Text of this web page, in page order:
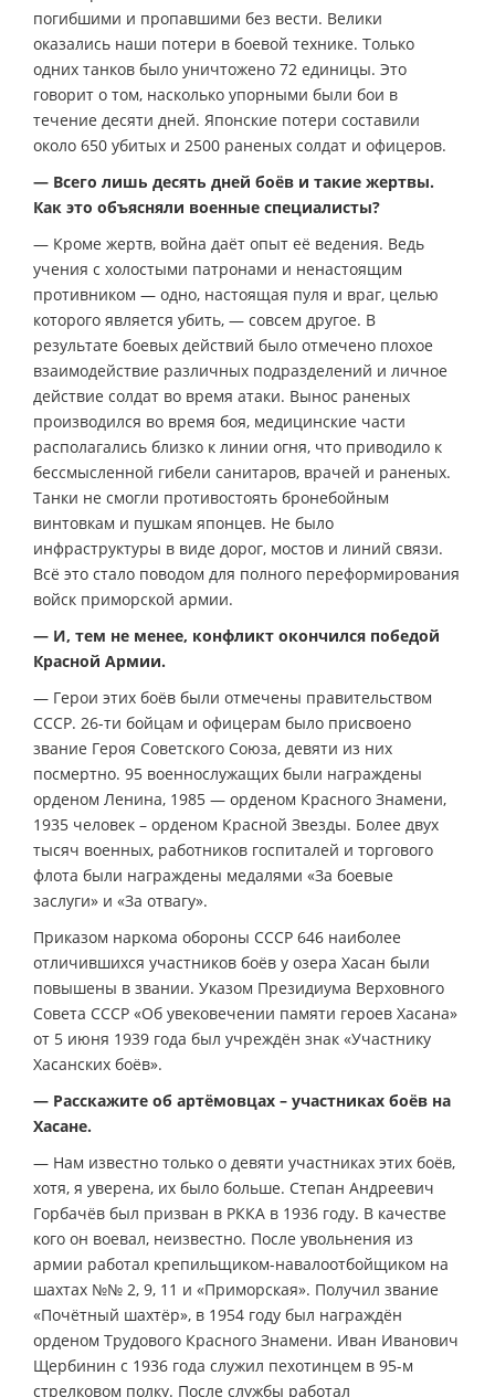
погибшими и пропавшими без вести. Велики
оказались наши потери в боевой технике. Только
одних танков было уничтожено 72 единицы. Это
говорит о том, насколько упорными были бои в
течение десяти дней. Японские потери составили
около 650 убитых и 2500 раненых солдат и офицеров.
— Всего лишь десять дней боёв и такие жертвы.
Как это объясняли военные специалисты?
— Кроме жертв, война даёт опыт её ведения. Ведь
учения с холостыми патронами и ненастоящим
противником — одно, настоящая пуля и враг, целью
которого является убить, — совсем другое. В
результате боевых действий было отмечено плохое
взаимодействие различных подразделений и личное
действие солдат во время атаки. Вынос раненых
производился во время боя, медицинские части
располагались близко к линии огня, что приводило к
бессмысленной гибели санитаров, врачей и раненых.
Танки не смогли противостоять бронебойным
винтовкам и пушкам японцев. Не было
инфраструктуры в виде дорог, мостов и линий связи.
Всё это стало поводом для полного переформирования
войск приморской армии.
— И, тем не менее, конфликт окончился победой
Красной Армии.
— Герои этих боёв были отмечены правительством
СССР. 26-ти бойцам и офицерам было присвоено
звание Героя Советского Союза, девяти из них
посмертно. 95 военнослужащих были награждены
орденом Ленина, 1985 — орденом Красного Знамени,
1935 человек – орденом Красной Звезды. Более двух
тысяч военных, работников госпиталей и торгового
флота были награждены медалями «За боевые
заслуги» и «За отвагу».
Приказом наркома обороны СССР 646 наиболее
отличившихся участников боёв у озера Хасан были
повышены в звании. Указом Президиума Верховного
Совета СССР «Об увековечении памяти героев Хасана»
от 5 июня 1939 года был учреждён знак «Участнику
Хасанских боёв».
— Расскажите об артёмовцах – участниках боёв на
Хасане.
— Нам известно только о девяти участниках этих боёв,
хотя, я уверена, их было больше. Степан Андреевич
Горбачёв был призван в РККА в 1936 году. В качестве
кого он воевал, неизвестно. После увольнения из
армии работал крепильщиком-навалоотбойщиком на
шахтах №№ 2, 9, 11 и «Приморская». Получил звание
«Почётный шахтёр», в 1954 году был награждён
орденом Трудового Красного Знамени. Иван Иванович
Щербинин с 1936 года служил пехотинцем в 95-м
стрелковом полку. После службы работал